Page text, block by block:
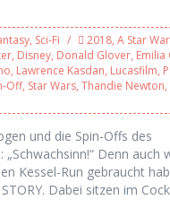
, Sci-Fi 2018, A Star
, Disney, Donald Glover, Emilia
, Lawrence Kasdan, Lucasfilm,
Off, Star Wars, Thandie Newton,
und die Spin-Offs des
Denn auch
Kessel-Run gebraucht
Dabei sitzen im